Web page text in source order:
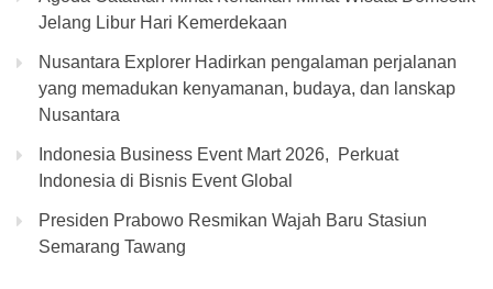
Jelang Libur Hari Kemerdekaan
Nusantara Explorer Hadirkan pengalaman perjalanan
yang memadukan kenyamanan, budaya, dan lanskap
Nusantara
Indonesia Business Event Mart 2026, Perkuat
Indonesia di Bisnis Event Global
Presiden Prabowo Resmikan Wajah Baru Stasiun
Semarang Tawang